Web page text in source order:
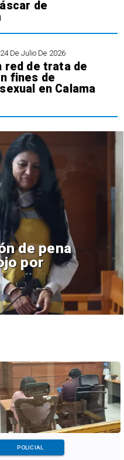
de
24 De Julio De 2026
red de trata de
fines de
en Calama
de pena
por
POLICIAL